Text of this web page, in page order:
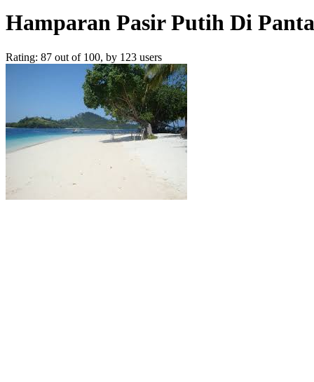
Hamparan Pasir Putih Di
Rating: 87 out of 100, by 123 users